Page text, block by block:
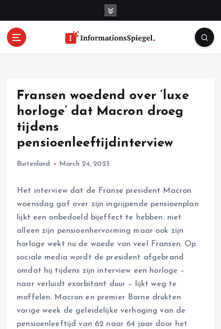
Fransen woedend over ‘luxe
horloge’ dat Macron droeg
tijdens
pensioenleeftijdinterview
Buitenland March 24, 2023
Het interview dat de Franse president Macron
woensdag gaf over zijn ingrijpende pensioenplan
lijkt een onbedoeld bijeffect te hebben: niet
alleen zijn pensioenhervorming maar ook zijn
horloge wekt nu de woede van veel Fransen. Op
sociale media wordt de president afgebrand
omdat hij tijdens zijn interview een horloge –
naar verluidt exorbitant duur – lijkt weg te
moffelen. Macron en premier Borne drukten
vorige week de geleidelijke verhoging van de
pensioenleeftijd van 62 naar 64 jaar door het